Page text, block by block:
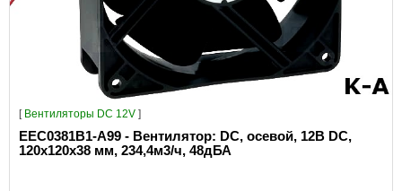
[ Вентиляторы DC 12V ]
EEC0381B1-A99 - Вентилятор: DC, осевой, 12В DC,
120x120x38 мм, 234,4м3/ч, 48дБА